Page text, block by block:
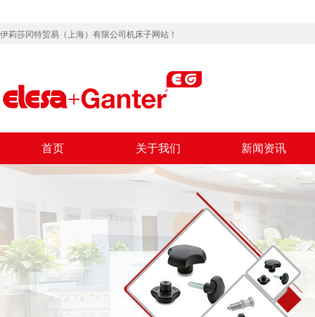
伊莉莎冈特贸易（上海）有限公司机床子网站！
首页 关于我们 新闻资讯